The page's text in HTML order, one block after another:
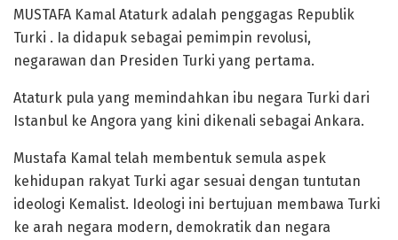
MUSTAFA Kamal Ataturk adalah penggagas Republik
Turki . Ia didapuk sebagai pemimpin revolusi,
negarawan dan Presiden Turki yang pertama.
Ataturk pula yang memindahkan ibu negara Turki dari
Istanbul ke Angora yang kini dikenali sebagai Ankara.
Mustafa Kamal telah membentuk semula aspek
kehidupan rakyat Turki agar sesuai dengan tuntutan
ideologi Kemalist. Ideologi ini bertujuan membawa Turki
ke arah negara modern, demokratik dan negara